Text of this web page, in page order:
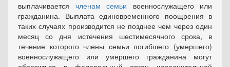
выплачивается членам семьи военнослужащего или
гражданина. Выплата единовременного поощрения в
таких случаях производится не позднее чем через один
месяц со дня истечения шестимесячного срока, в
течение которого члены семьи погибшего (умершего)
военнослужащего или умершего гражданина могут